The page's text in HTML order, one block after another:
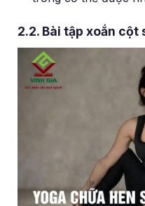
2.2. Bài tập xoắn cột